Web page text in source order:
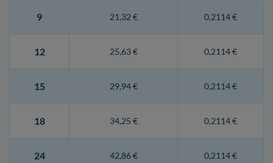
9 21,32 € 0,2114 €
12 25,63 € 0,2114 €
15 29,94 € 0,2114 €
18 34,25 € 0,2114 €
24 42,86 € 0,2114 €